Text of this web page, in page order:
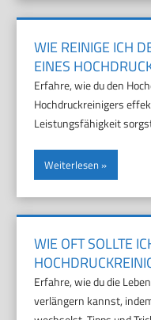
WIE REINIGE ICH
EINES
Erfahre, wie du den
Hochdruckreinigers
Leistungsfähigkeit
Weiterlesen
WIE OFT SOLLTE
Erfahre, wie du die
verlängern kannst,